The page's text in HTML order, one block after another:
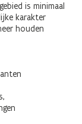
is minimaal
karakter
houden